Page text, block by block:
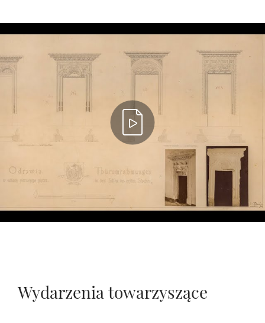
Wydarzenia towarzyszące